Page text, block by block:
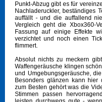
Punkt-Abzug gibt es für
Nachladeruckler, beständiges
auffällt - und die auffallend
Vergleich geht die Xbox360-
Fassung auf einige Effekte
verzichtet und noch einen
flimmert.
Absolut nichts zu meckern
Waffengeräusche klingen
und Umgebungsgeräusche,
Besonders glänzen kann hier
zum Besten gehört was die
Stimmen passen